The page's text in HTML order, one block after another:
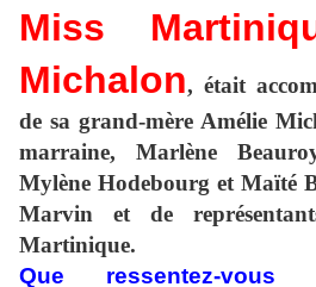
Miss
Michalon, était
de sa grand-mère Amélie
marraine, Marlène
Mylène Hodebourg et Maïté
Marvin et de
Martinique.
Que ressentez-